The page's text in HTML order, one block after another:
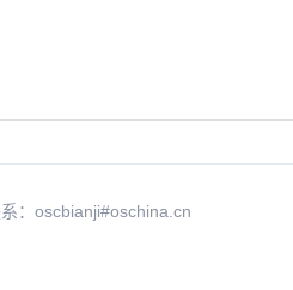
of ov_...
：oscbianji#oschina.cn